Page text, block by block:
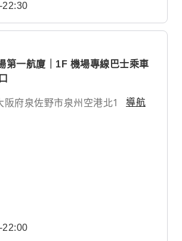
22:30
第一航廈｜1F 機場專線巴士乘車
阪府泉佐野市泉州空港北1
導航
22:00